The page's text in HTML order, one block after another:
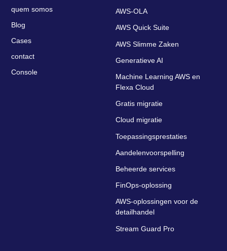
quem somos
Blog
Cases
contact
Console
AWS-OLA
AWS Quick Suite
AWS Slimme Zaken
Generatieve AI
Machine Learning AWS en
Flexa Cloud
Gratis migratie
Cloud migratie
Toepassingsprestaties
Aandelenvoorspelling
Beheerde services
FinOps-oplossing
AWS-oplossingen voor de
detailhandel
Stream Guard Pro